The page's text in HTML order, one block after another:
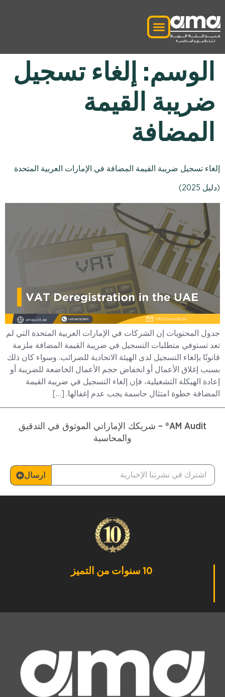
الوسم: إلغاء تسجيل
ضريبة القيمة
المضافة
إلغاء تسجيل ضريبة القيمة المضافة في الإمارات العربية المتحدة
(دليل 2025)
جدول المحتويات إن الشركات في الإمارات العربية المتحدة التي لم
تعد تستوفي متطلبات التسجيل في ضريبة القيمة المضافة ملزمة
قانونًا بإلغاء التسجيل لدى الهيئة الاتحادية للضرائب. وسواء كان ذلك
بسبب إغلاق الأعمال أو انخفاض حجم الأعمال الخاضعة للضريبة أو
إعادة الهيكلة التشغيلية، فإن إلغاء التسجيل في ضريبة القيمة
المضافة خطوة امتثال حاسمة يجب عدم إغفالها. […]
AM Audit® – شريكك الإماراتي الموثوق في التدقيق
والمحاسبة
ارسال
10 سنوات من التميز